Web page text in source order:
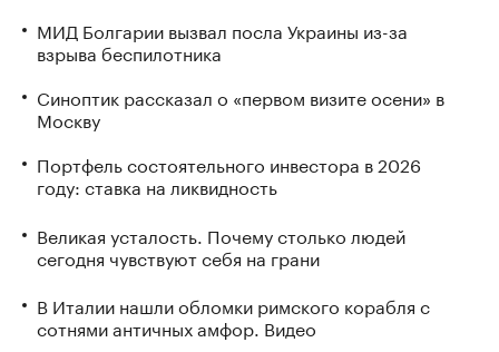
МИД Болгарии вызвал посла Украины из-за
взрыва беспилотника
Синоптик рассказал о «первом визите осени» в
Москву
Портфель состоятельного инвестора в 2026
году: ставка на ликвидность
Великая усталость. Почему столько людей
сегодня чувствуют себя на грани
В Италии нашли обломки римского корабля с
сотнями античных амфор. Видео